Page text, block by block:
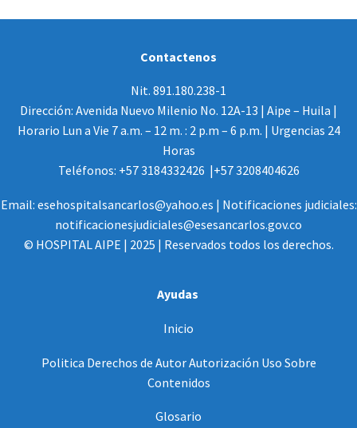
Contactenos
Nit. 891.180.238-1
Dirección: Avenida Nuevo Milenio No. 12A-13 | Aipe – Huila |
Horario Lun a Vie 7 a.m. – 12 m. : 2 p.m – 6 p.m. | Urgencias 24
Horas
Teléfonos: +57 3184332426 |+57 3208404626
Email: esehospitalsancarlos@yahoo.es | Notificaciones judiciales:
notificacionesjudiciales@esesancarlos.gov.co
© HOSPITAL AIPE | 2025 | Reservados todos los derechos.
Ayudas
Inicio
Politica Derechos de Autor Autorización Uso Sobre
Contenidos
Glosario